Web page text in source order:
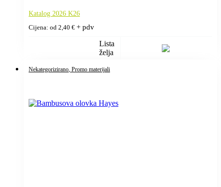
Katalog 2026 K26
Cijena: od 2,40 € + pdv
Lista
želja
Nekategorizirano , Promo materijali